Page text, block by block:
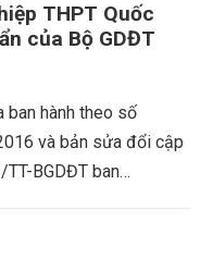
THPT Quốc
của Bộ GDĐT
ban hành theo số
và bản sửa đổi cập
BGDĐT ban